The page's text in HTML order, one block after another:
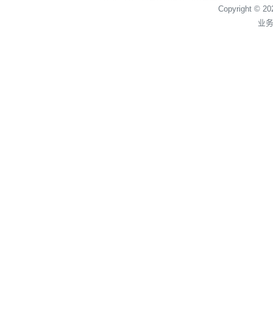
Copyright ©
业